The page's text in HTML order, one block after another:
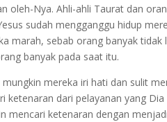
Nya. Ahli-ahli Taurat dan
sudah mengganggu hidup
marah, sebab orang banyak
banyak pada saat itu.
mereka iri hati dan sulit
dari pelayanan yang
mencari ketenaran dengan